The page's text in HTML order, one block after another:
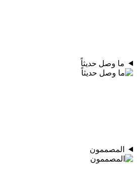
ما وصل حديثاً
المصممون